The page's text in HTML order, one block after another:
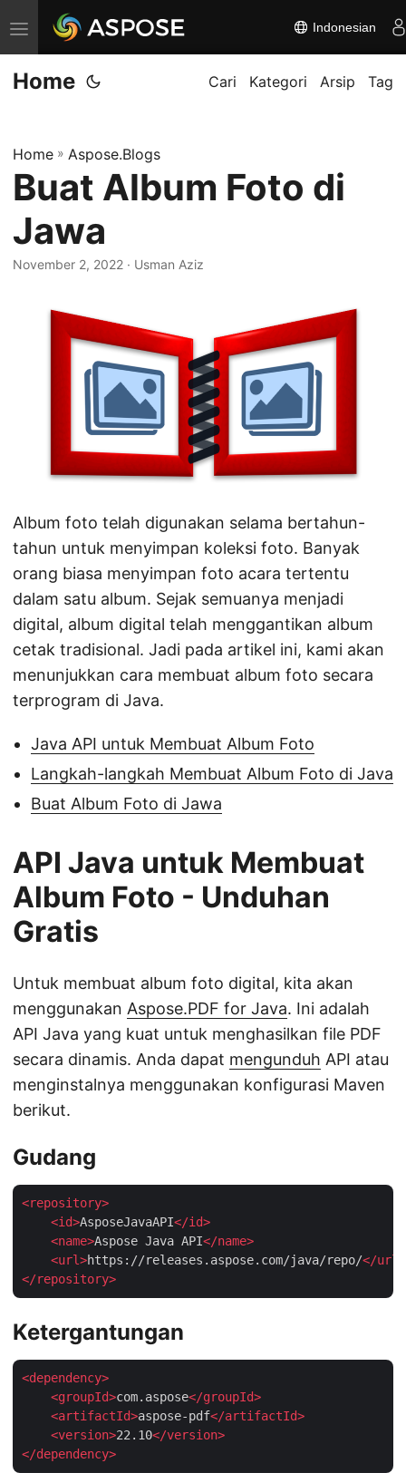
A
l
i
a
n
a
v
Indonesian
Home Cari Kategori Arsip Tag
Home » Aspose.Blogs
Buat Album Foto di
Jawa
November 2, 2022 · Usman Aziz
Album foto telah digunakan selama bertahun-
tahun untuk menyimpan koleksi foto. Banyak
orang biasa menyimpan foto acara tertentu
dalam satu album. Sejak semuanya menjadi
digital, album digital telah menggantikan album
cetak tradisional. Jadi pada artikel ini, kami akan
menunjukkan cara membuat album foto secara
terprogram di Java.
Java API untuk Membuat Album Foto
Langkah-langkah Membuat Album Foto di Java
Buat Album Foto di Jawa
API Java untuk Membuat
Album Foto - Unduhan
Gratis
Untuk membuat album foto digital, kita akan
menggunakan Aspose.PDF for Java. Ini adalah
API Java yang kuat untuk menghasilkan file PDF
secara dinamis. Anda dapat mengunduh API atau
menginstalnya menggunakan konfigurasi Maven
berikut.
Gudang
<repository>
<id>AsposeJavaAPI</id>
<name>Aspose Java API</name>
<url>https://releases.aspose.com/java/repo/</url
</repository>
Ketergantungan
<dependency>
<groupId>com.aspose</groupId>
<artifactId>aspose-pdf</artifactId>
<version>22.10</version>
</dependency>